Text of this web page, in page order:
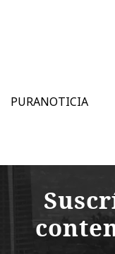
PURANOTICIA